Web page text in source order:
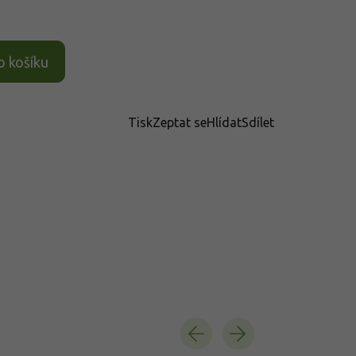
košíku
TiskZeptat seHlídatSdílet